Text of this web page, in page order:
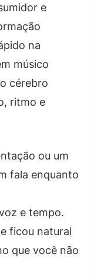
e
na
músico
cérebro
ritmo e
ou um
fala enquanto
e tempo.
ficou natural
que você não